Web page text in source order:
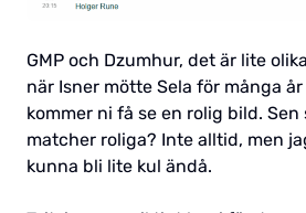
GMP och Dzumhur, det är lite
när Isner mötte Sela för många år
kommer ni få se en rolig bild. Sen
matcher roliga? Inte alltid, men
kunna bli lite kul ändå.